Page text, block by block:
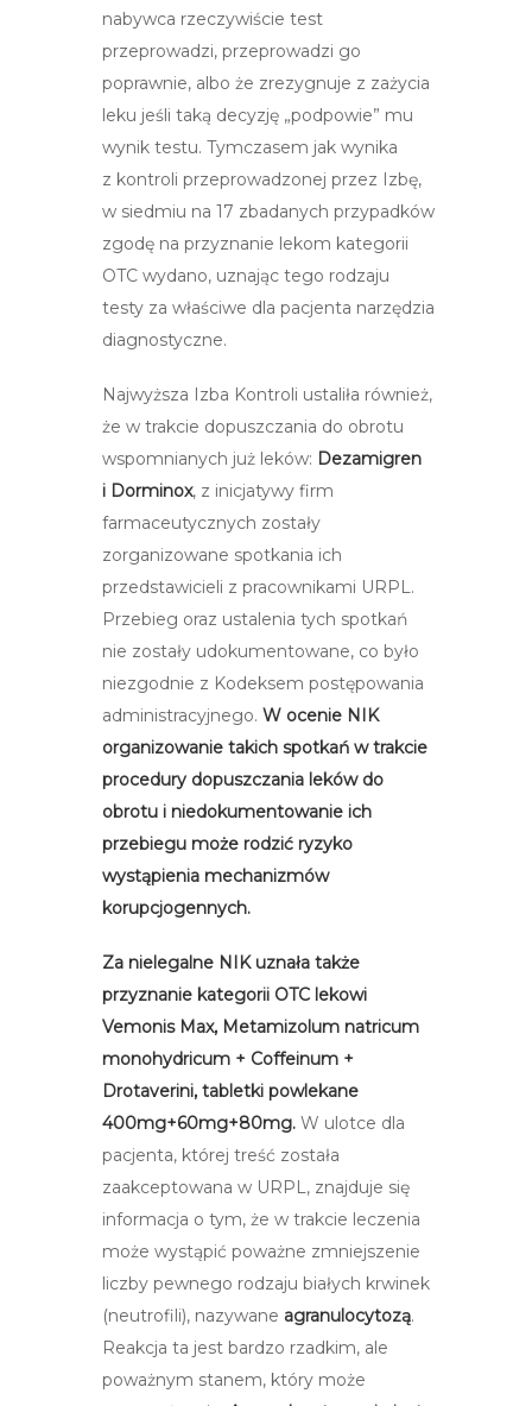
nabywca rzeczywiście test
przeprowadzi, przeprowadzi go
poprawnie, albo że zrezygnuje z zażycia
leku jeśli taką decyzję „podpowie” mu
wynik testu. Tymczasem jak wynika
z kontroli przeprowadzonej przez Izbę,
w siedmiu na 17 zbadanych przypadków
zgodę na przyznanie lekom kategorii
OTC wydano, uznając tego rodzaju
testy za właściwe dla pacjenta narzędzia
diagnostyczne.
Najwyższa Izba Kontroli ustaliła również,
że w trakcie dopuszczania do obrotu
wspomnianych już leków: Dezamigren
i Dorminox, z inicjatywy firm
farmaceutycznych zostały
zorganizowane spotkania ich
przedstawicieli z pracownikami URPL.
Przebieg oraz ustalenia tych spotkań
nie zostały udokumentowane, co było
niezgodnie z Kodeksem postępowania
administracyjnego. W ocenie NIK
organizowanie takich spotkań w trakcie
procedury dopuszczania leków do
obrotu i niedokumentowanie ich
przebiegu może rodzić ryzyko
wystąpienia mechanizmów
korupcjogennych.
Za nielegalne NIK uznała także
przyznanie kategorii OTC lekowi
Vemonis Max, Metamizolum natricum
monohydricum + Coffeinum +
Drotaverini, tabletki powlekane
400mg+60mg+80mg. W ulotce dla
pacjenta, której treść została
zaakceptowana w URPL, znajduje się
informacja o tym, że w trakcie leczenia
może wystąpić poważne zmniejszenie
liczby pewnego rodzaju białych krwinek
(neutrofili), nazywane agranulocytozą.
Reakcja ta jest bardzo rzadkim, ale
poważnym stanem, który może